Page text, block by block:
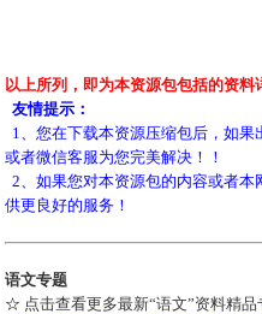
以上所列，即为本资源包包括的资料
友情提示：
1、您在下载本资源压缩包后，如
或者微信客服为您完美解决！！
2、如果您对本资源包的内容或者
供更良好的服务！
语文专题
☆ 点击查看更多最新“语文”资料精品